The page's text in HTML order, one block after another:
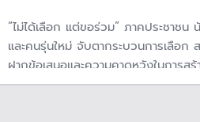
“ไม่ได้เลือก แต่ขอร่วม” ภาคประชาชน
และคนรุ่นใหม่ จับตากระบวนการเลือก
ฝากข้อเสนอและความคาดหวังในการส
ทางการเมือง ปูทางสู่การแก้ไขรัฐธรร